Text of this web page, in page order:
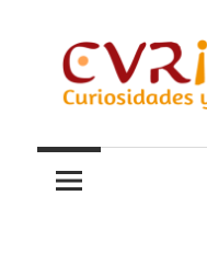
contenido
Curistoria
y
anécdotas